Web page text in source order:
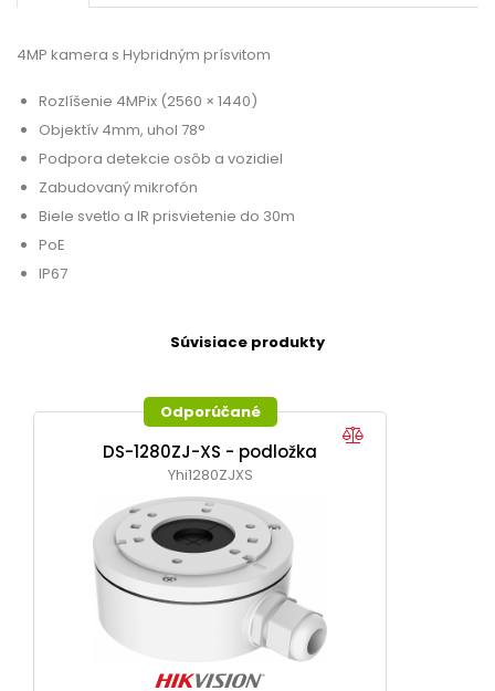
4MP kamera s Hybridným prísvitom
Rozlíšenie 4MPix (2560 × 1440)
Objektív 4mm, uhol 78°
Podpora detekcie osôb a vozidiel
Zabudovaný mikrofón
Biele svetlo a IR prisvietenie do 30m
PoE
IP67
Súvisiace produkty
Odporúčané
DS-1280ZJ-XS - podložka
Yhi1280ZJXS